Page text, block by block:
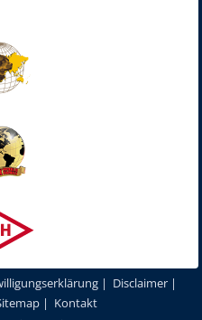
| Disclaimer |
| Kontakt